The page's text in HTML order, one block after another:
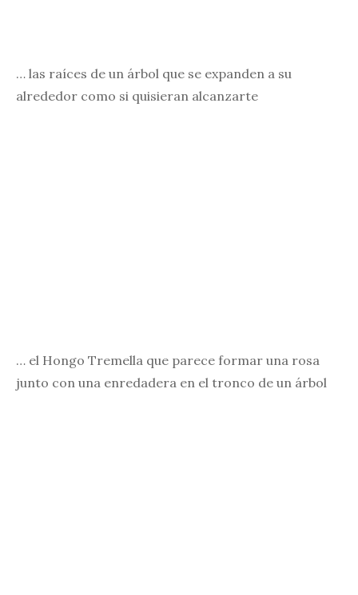
… las raíces de un árbol que se expanden a su
alrededor como si quisieran alcanzarte
… el Hongo Tremella que parece formar una rosa
junto con una enredadera en el tronco de un árbol